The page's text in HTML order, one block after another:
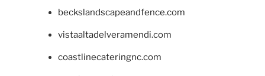
beckslandscapeandfence.com
vistaaltadelveramendi.com
coastlinecateringnc.com